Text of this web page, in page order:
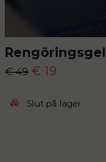
Rengöringsgel
€ 49 € 19
Slut på lager